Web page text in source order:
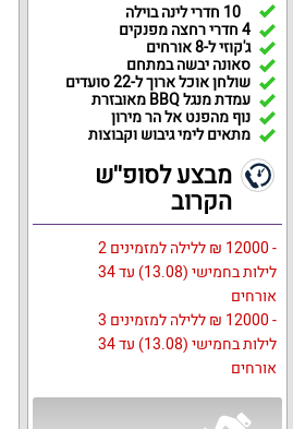
10 חדרי לינה בוילה
4 חדרי רחצה מפנקים
ג'קוזי ל-8 אורחים
סאונה יבשה במתחם
שולחן אוכל ארוך ל-22 סועדים
עמדת מנגל BBQ מאובזרת
נוף מהפנט אל הר מירון
מתאים לימי גיבוש וקבוצות
מבצע לסופ''ש
הקרוב
- 12000 ₪ ללילה למזמינים 2
לילות בחמישי (13.08) עד 34
אורחים
- 12000 ₪ ללילה למזמינים 3
לילות בחמישי (13.08) עד 34
אורחים